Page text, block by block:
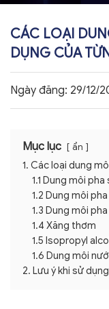
ĐẠI LÝ
TIN TỨC
z
CÁC LOẠI
DỤNG CỦA
Ngày đăng: 29/12/
Mục lục ẩn
1. Các loại dung
1.1 Dung môi pha
1.2 Dung môi
1.3 Dung môi
1.4 Xăng thơm
1.5 Isopropyl
1.6 Dung môi
2. Lưu ý khi sử